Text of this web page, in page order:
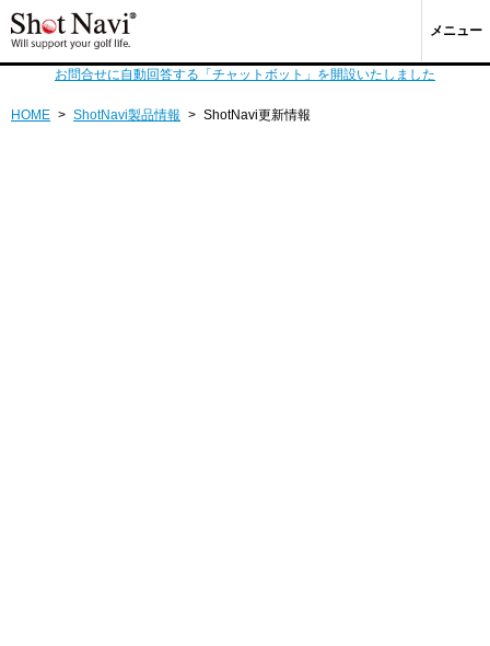
メニュー
お問合せに自動回答する「チャットボット」を開設いたしました
HOME > ShotNavi製品情報 > ShotNavi更新情報